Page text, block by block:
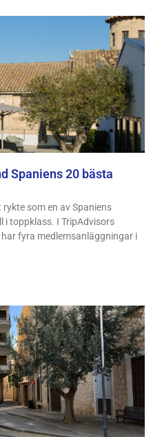
Spaniens 20 bästa
som en av Spaniens
toppklass. I TripAdvisors
fyra medlemsanläggningar i